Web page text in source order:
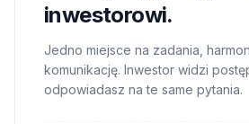
inwestorowi.
Jedno miejsce na zadania,
komunikację. Inwestor widzi
odpowiadasz na te same pytania.